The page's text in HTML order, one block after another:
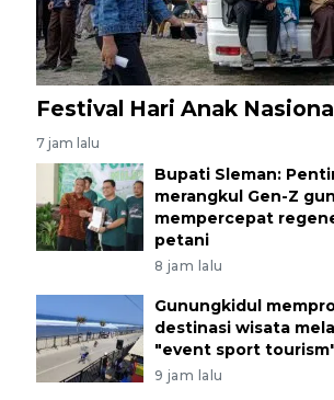
Festival Hari Anak
7 jam lalu
Bupati Sleman:
merangkul Gen-Z
mempercepat
petani
8 jam lalu
Gunungkidul
destinasi wisata
"event sport
9 jam lalu